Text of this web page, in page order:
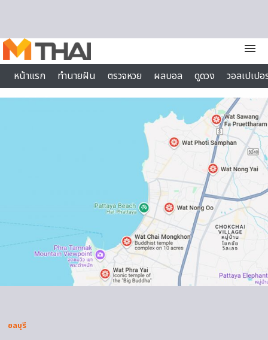
menu
หน้าแรก
ทำนายฝัน ตรวจหวย ผลบอล ดูดวง
วอลเปเป
ไลฟ์สไตล์
ชลบุรี